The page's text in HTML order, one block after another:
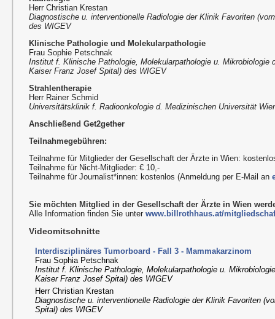
Herr Christian Krestan
Diagnostische u. interventionelle Radiologie der Klinik Favoriten
des WIGEV
Klinische Pathologie und Molekularpathologie
Frau Sophie Petschnak
Institut f. Klinische Pathologie, Molekularpathologie u. Mikrobiologie
Kaiser Franz Josef Spital) des WIGEV
Strahlentherapie
Herr Rainer Schmid
Universitätsklinik f. Radioonkologie d. Medizinischen Universität
Anschließend Get2gether
Teilnahmegebühren:
Teilnahme für Mitglieder der Gesellschaft der Ärzte in Wien:
Teilnahme für Nicht-Mitglieder: € 10,-
Teilnahme für Journalist*innen: kostenlos (Anmeldung per E-Mail an
Sie möchten Mitglied in der Gesellschaft der Ärzte in Wien
Alle Information finden Sie unterwww.billrothhaus.at/
Videomitschnitte
Interdisziplinäres Tumorboard - Fall 3 - Mammakarzinom
Frau Sophia Petschnak
Institut f. Klinische Pathologie, Molekularpathologie u.
Kaiser Franz Josef Spital) des WIGEV
Herr Christian Krestan
Diagnostische u. interventionelle Radiologie der Klinik Favoriten
Spital) des WIGEV